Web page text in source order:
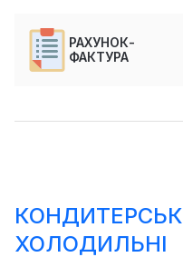
РАХУНОК-
ФАКТУРА
ХОЛОДИЛЬНІ